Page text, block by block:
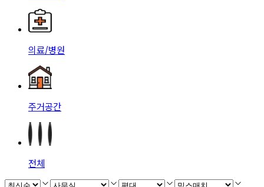
의료/병원
주거공간
전체